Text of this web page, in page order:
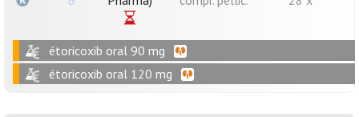
étoricoxib oral 90 mg
étoricoxib oral 120 mg